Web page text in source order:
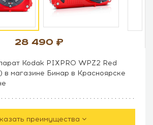
28 490
Kodak PIXPRO WPZ2 Red
в магазине Бинар в Красноярске
преимущества